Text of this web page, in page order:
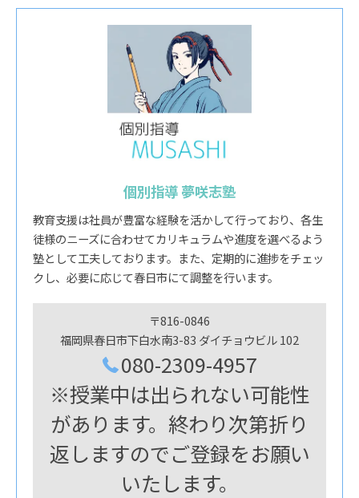
個別指導 夢咲志塾
教育支援は社員が豊富な経験を活かして行っており、各生
徒様のニーズに合わせてカリキュラムや進度を選べるよう
塾として工夫しております。また、定期的に進捗をチェッ
クし、必要に応じて春日市にて調整を行います。
〒816-0846
福岡県春日市下白水南3-83 ダイチョウビル 102
080-2309-4957
※授業中は出られない可能性
があります。終わり次第折り
返しますのでご登録をお願い
いたします。